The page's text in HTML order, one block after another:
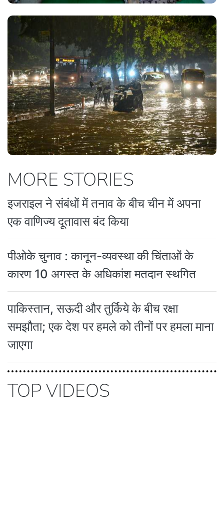
MORE STORIES
इजराइल ने संबंधों में तनाव के बीच चीन में अपना
एक वाणिज्य दूतावास बंद किया
पीओके चुनाव : कानून-व्यवस्था की चिंताओं के
कारण 10 अगस्त के अधिकांश मतदान स्थगित
पाकिस्तान, सऊदी और तुर्किये के बीच रक्षा
समझौता; एक देश पर हमले को तीनों पर हमला माना
जाएगा
TOP VIDEOS